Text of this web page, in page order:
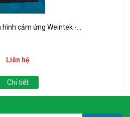
cảm ứng Weintek -...
Liên hệ
Chi tiết